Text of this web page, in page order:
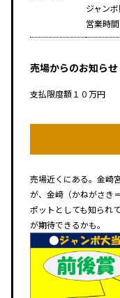
ジャン
営業時
売場からのお知らせ
支払限度額１０万円
売場近くにある。金崎
が、金﨑（かねがさき
ポットとしても知られ
が期待できるかも。